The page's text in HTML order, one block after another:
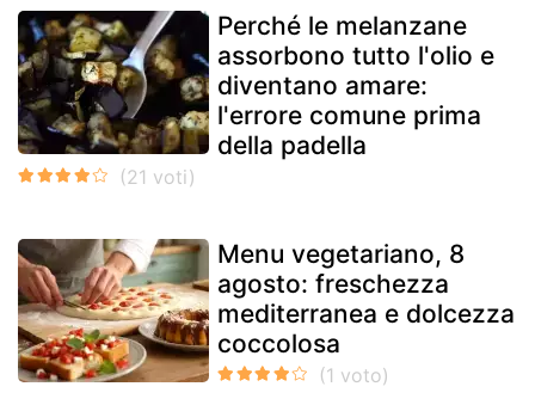
Perché le melanzane
assorbono tutto l'olio e
diventano amare:
l'errore comune prima
della padella
Menu vegetariano, 8
agosto: freschezza
mediterranea e dolcezza
coccolosa